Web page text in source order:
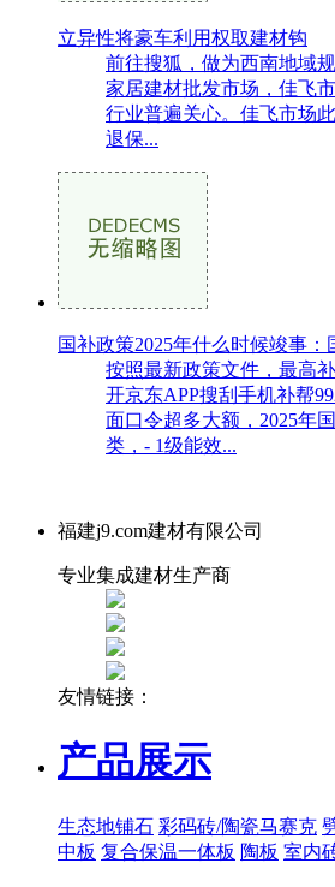
立异性将豪车利用权取建材钩
前往搜狐，做为西南地域
家居建材批发市场，佳飞
行业普遍关心。佳飞市场
退保...
国补政策2025年什么时候竣事：
按照最新政策文件，最高
开京东APP搜刮手机补帮
面口令超多大额，2025年
类，- 1级能效...
福建j9.com建材有限公司
专业集成建材生产商
友情链接：
产品展示
生态地铺石 彩码砖/陶瓷马赛克
中板 复合保温一体板 陶板 室内